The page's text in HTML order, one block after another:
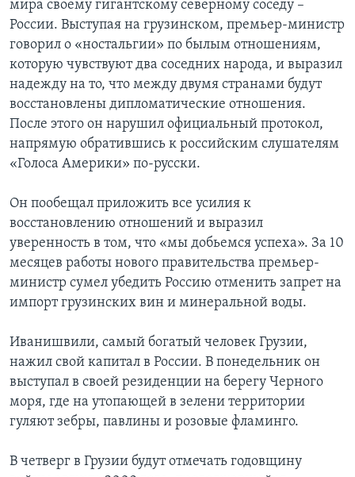
мира своему гигантскому северному соседу –
России. Выступая на грузинском, премьер-министр
говорил о «ностальгии» по былым отношениям,
которую чувствуют два соседних народа, и выразил
надежду на то, что между двумя странами будут
восстановлены дипломатические отношения.
После этого он нарушил официальный протокол,
напрямую обратившись к российским слушателям
«Голоса Америки» по-русски.
Он пообещал приложить все усилия к
восстановлению отношений и выразил
уверенность в том, что «мы добьемся успеха». За 10
месяцев работы нового правительства премьер-
министр сумел убедить Россию отменить запрет на
импорт грузинских вин и минеральной воды.
Иванишвили, самый богатый человек Грузии,
нажил свой капитал в России. В понедельник он
выступал в своей резиденции на берегу Черного
моря, где на утопающей в зелени территории
гуляют зебры, павлины и розовые фламинго.
В четверг в Грузии будут отмечать годовщину